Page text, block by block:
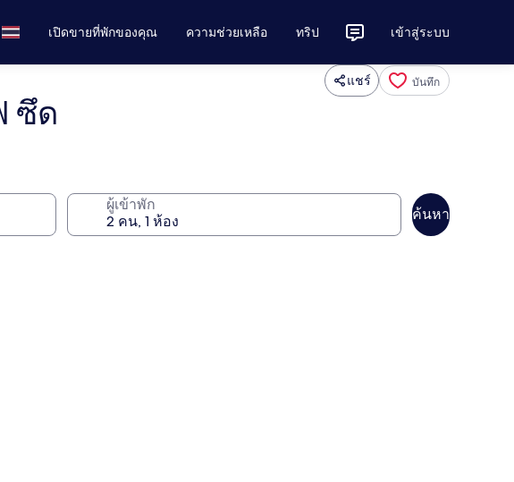
เปิดขายที่พักของคุณ ความช่วยเหลือ ทริป เข้าสู่ระบบ
แชร์ บันทึก
ซึด
ผู้เข้าพัก
ค้นหา